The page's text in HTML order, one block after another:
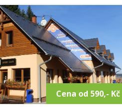
apartmánu je ložnice vybavena
a ručníky.
se satelitním televizorem. Součástí
je také kuchyňský kout. Zde je k
sklokeramická deska, rychlovarná
myčka nádobí a dostatečné
se skládá z umyvadla, toalety a
Cena od 590,- Kč